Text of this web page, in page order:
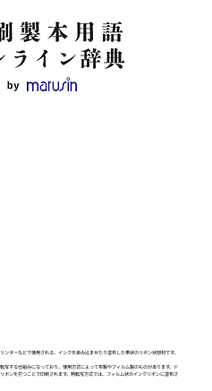
ターなどで使用される、インクを染み込ませたり塗布した帯状のリボン状部材です。
する仕組みになっており、使用方式によって布製やフィルム製のものがあります。ド
ンを打つことで印刷されます。熱転写方式では、フィルム状のインクリボンに塗布さ